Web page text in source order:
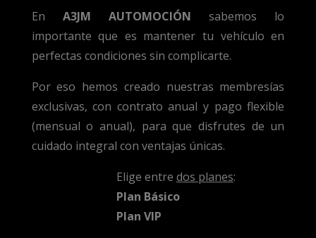
En A3JM AUTOMOCIÓN sabemos lo
importante que es mantener tu vehículo en
perfectas condiciones sin complicarte.
Por eso hemos creado nuestras membresías
exclusivas, con contrato anual y pago flexible
(mensual o anual), para que disfrutes de un
cuidado integral con ventajas únicas.
Elige entre dos planes:
Plan Básico
Plan VIP